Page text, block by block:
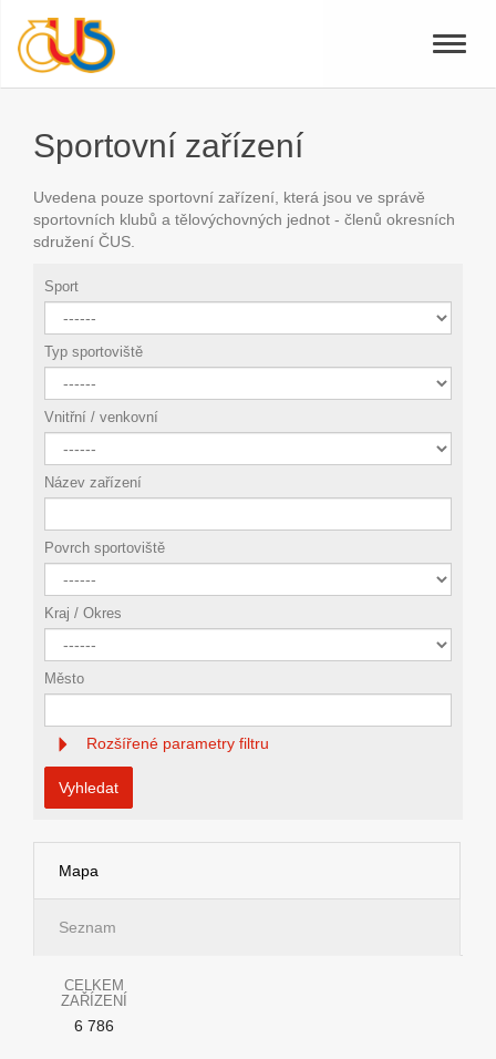
Toggle
Sportovní zařízení
Uvedena pouze sportovní zařízení, která jsou ve správě
sportovních klubů a tělovýchovných jednot - členů okresních
sdružení ČUS.
Sport
Typ sportoviště
Vnitřní / venkovní
Název zařízení
Povrch sportoviště
Kraj / Okres
Město
Rozšířené parametry filtru
Vyhledat
Mapa
Seznam
CELKEM
ZAŘÍZENÍ
6 786